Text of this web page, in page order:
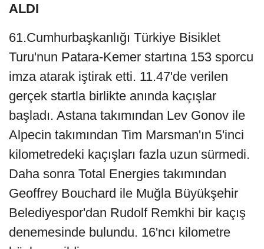
ALDI
61.Cumhurbaşkanlığı Türkiye Bisiklet
Turu'nun Patara-Kemer startına 153 sporcu
imza atarak iştirak etti. 11.47'de verilen
gerçek startla birlikte anında kaçışlar
başladı. Astana takımından Lev Gonov ile
Alpecin takımından Tim Marsman'ın 5'inci
kilometredeki kaçışları fazla uzun sürmedi.
Daha sonra Total Energies takımından
Geoffrey Bouchard ile Muğla Büyükşehir
Belediyespor'dan Rudolf Remkhi bir kaçış
denemesinde bulundu. 16'ncı kilometre